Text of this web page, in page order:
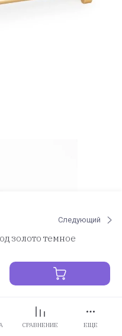
Следующий
золото темное
СРАВНЕНИЕ ЕЩЕ